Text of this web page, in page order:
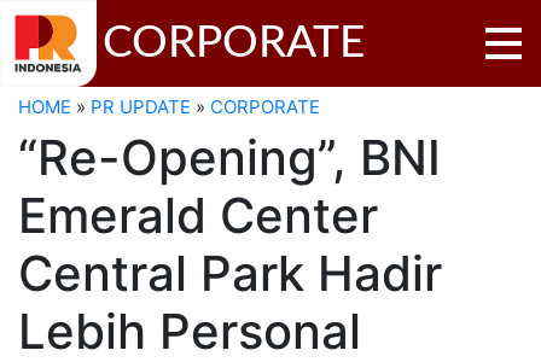
CORPORATE
HOME » PR UPDATE » CORPORATE
“Re-Opening”, BNI
Emerald Center
Central Park Hadir
Lebih Personal